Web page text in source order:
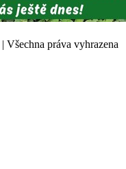
| Všechna práva vyhrazena